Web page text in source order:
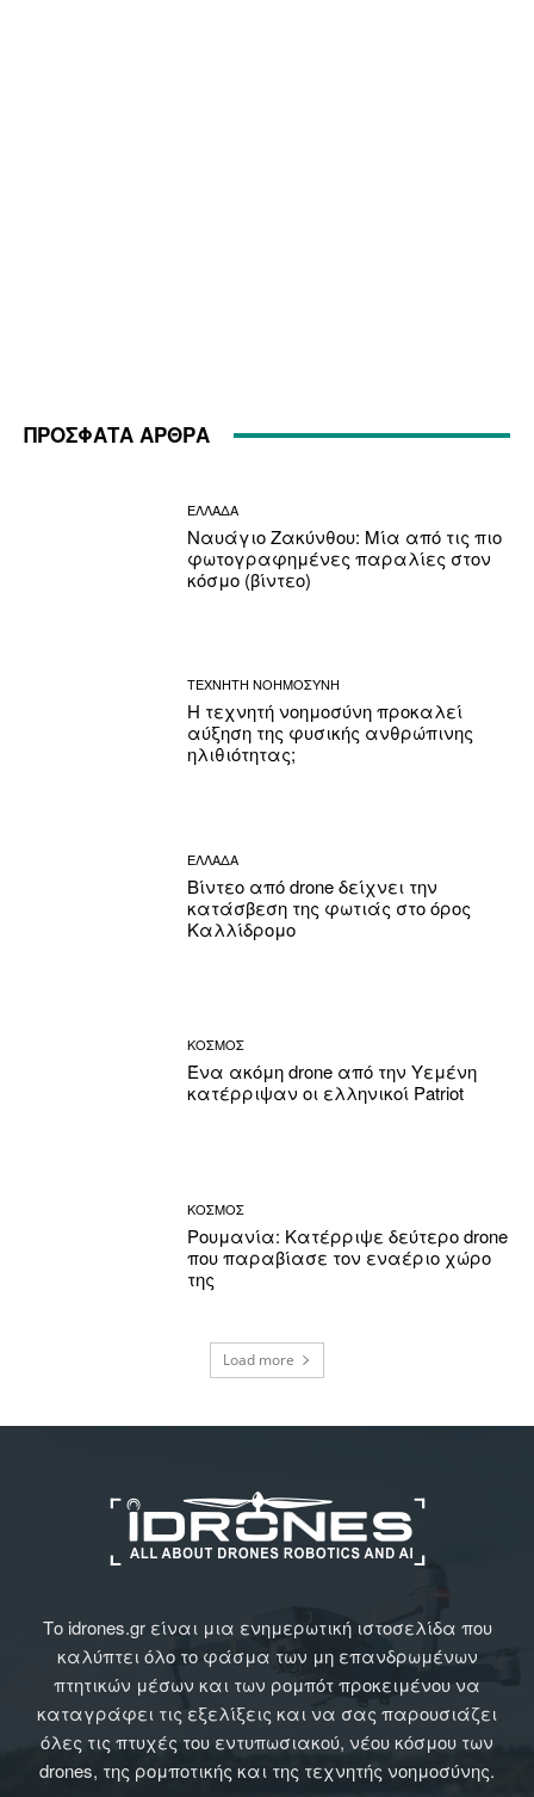
ΠΡΟΣΦΑΤΑ ΑΡΘΡΑ
ΕΛΛΑΔΑ
Ναυάγιο Ζακύνθου: Μία από τις πιο
φωτογραφημένες παραλίες στον
κόσμο (βίντεο)
ΤΕΧΝΗΤΗ ΝΟΗΜΟΣΥΝΗ
Η τεχνητή νοημοσύνη προκαλεί
αύξηση της φυσικής ανθρώπινης
ηλιθιότητας;
ΕΛΛΑΔΑ
Βίντεο από drone δείχνει την
κατάσβεση της φωτιάς στο όρος
Καλλίδρομο
ΚΟΣΜΟΣ
Ένα ακόμη drone από την Υεμένη
κατέρριψαν οι ελληνικοί Patriot
ΚΟΣΜΟΣ
Ρουμανία: Κατέρριψε δεύτερο drone
που παραβίασε τον εναέριο χώρο
της
Load more
Το idrones.gr είναι μια ενημερωτική ιστοσελίδα που
καλύπτει όλο το φάσμα των μη επανδρωμένων
πτητικών μέσων και των ρομπότ προκειμένου να
καταγράφει τις εξελίξεις και να σας παρουσιάζει
όλες τις πτυχές του εντυπωσιακού, νέου κόσμου των
drones, της ρομποτικής και της τεχνητής νοημοσύνης.